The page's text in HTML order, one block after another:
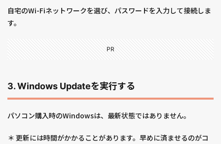
自宅のWi-Fiネットワークを選び、パスワードを入力して接続しま
す。
PR
3. Windows Updateを実行する
パソコン購入時のWindowsは、最新状態ではありません。
＊ 更新には時間がかかることがあります。早めに済ませるのがコ